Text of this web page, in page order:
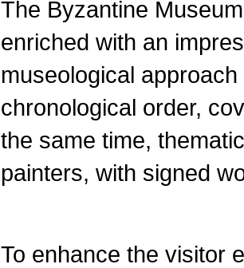
The Byzantine
enriched with an
museological
chronological order,
the same time,
painters, with signed
To enhance the visitor